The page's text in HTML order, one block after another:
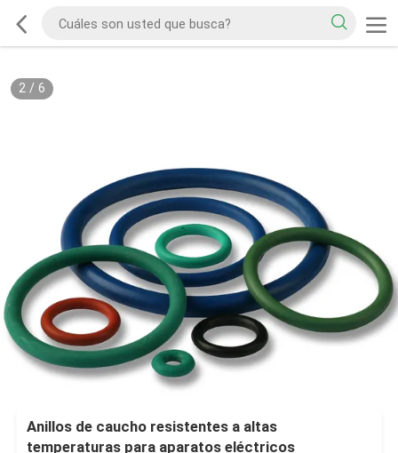
2/ 6
Anillos de caucho resistentes a altas
temperaturas para aparatos eléctricos